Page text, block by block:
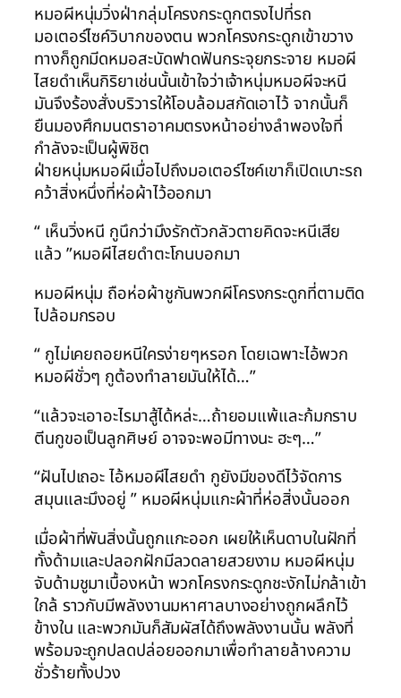
หมอผีหนุ่มวิ่งฝ่ากลุ่มโครงกระดูกตรงไปที่รถ
มอเตอร์ไซค์วิบากของตน พวกโครงกระดูกเข้าขวาง
ทางก็ถูกมีดหมอสะบัดฟาดฟันกระจุยกระจาย หมอผี
ไสยดำเห็นกิริยาเช่นนั้นเข้าใจว่าเจ้าหนุ่มหมอผีจะหนี
มันจึงร้องสั่งบริวารให้โอบล้อมสกัดเอาไว้ จากนั้นก็
ยืนมองศึกมนตราอาคมตรงหน้าอย่างลำพองใจที่
กำลังจะเป็นผู้พิชิต
ฝ่ายหนุ่มหมอผีเมื่อไปถึงมอเตอร์ไซค์เขาก็เปิดเบาะรถ
คว้าสิ่งหนึ่งที่ห่อผ้าไว้ออกมา
“ เห็นวิ่งหนี กูนึกว่ามึงรักตัวกลัวตายคิดจะหนีเสีย
แล้ว ”หมอผีไสยดำตะโกนบอกมา
หมอผีหนุ่ม ถือห่อผ้าชูกันพวกผีโครงกระดูกที่ตามติด
ไปล้อมกรอบ
“ กูไม่เคยถอยหนีใครง่ายๆหรอก โดยเฉพาะไอ้พวก
หมอผีชั่วๆ กูต้องทำลายมันให้ได้…”
“แล้วจะเอาอะไรมาสู้ได้หล่ะ…ถ้ายอมแพ้และก้มกราบ
ตีนกูขอเป็นลูกศิษย์ อาจจะพอมีทางนะ ฮะๆ…”
“ฝันไปเถอะ ไอ้หมอผีไสยดำ กูยังมีของดีไว้จัดการ
สมุนและมึงอยู่ ” หมอผีหนุ่มแกะผ้าที่ห่อสิ่งนั้นออก
เมื่อผ้าที่พันสิ่งนั้นถูกแกะออก เผยให้เห็นดาบในฝักที่
ทั้งด้ามและปลอกฝักมีลวดลายสวยงาม หมอผีหนุ่ม
จับด้ามชูมาเบื้องหน้า พวกโครงกระดูกชะงักไม่กล้าเข้า
ใกล้ ราวกับมีพลังงานมหาศาลบางอย่างถูกผลึกไว้
ข้างใน และพวกมันก็สัมผัสได้ถึงพลังงานนั้น พลังที่
พร้อมจะถูกปลดปล่อยออกมาเพื่อทำลายล้างความ
ชั่วร้ายทั้งปวง